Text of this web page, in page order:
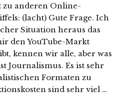
zu anderen Online-
(lacht) Gute Frage. Ich
Situation heraus das
den YouTube-Markt
kennen wir alle, aber was
Journalismus. Es ist sehr
Formaten zu
sind sehr viel …